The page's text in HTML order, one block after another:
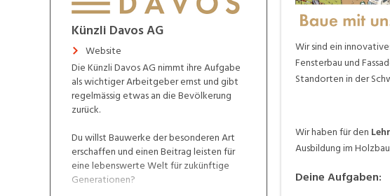
Künzli Davos AG
Website
Die Künzli Davos AG nimmt ihre Aufgabe
als wichtiger Arbeitgeber ernst und gibt
regelmässig etwas an die Bevölkerung
zurück.
Du willst Bauwerke der besonderen Art
erschaffen und einen Beitrag leisten für
eine lebenswerte Welt für zukünftige
Generationen?
Wir sind ein
Fensterbau und
Standorten in der
Wir haben für den
Ausbildung im
Deine Aufgaben: